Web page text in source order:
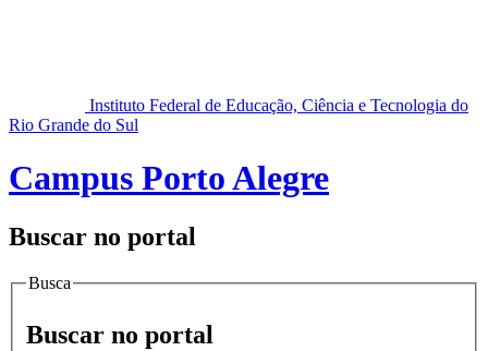
Instituto Federal de Educação, Ciência e Tecnologia do
Rio Grande do Sul
Campus Porto Alegre
Buscar no portal
Busca
Buscar no portal